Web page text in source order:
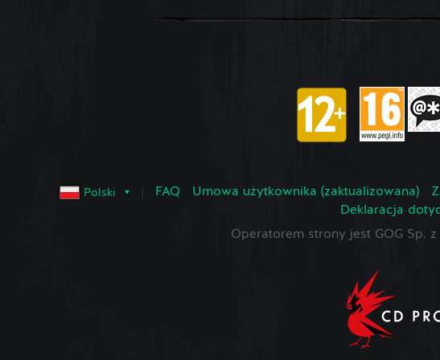
Polski FAQ Umowa użytkownika (zaktualizowana)
Deklaracja
Operatorem strony jest GOG Sp.